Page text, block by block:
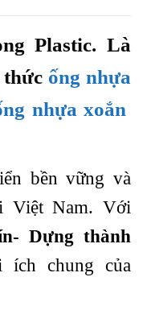
Plastic. Là
ống nhựa
nhựa xoắn
bền vững và
Việt Nam. Với
Dựng thành
chung của